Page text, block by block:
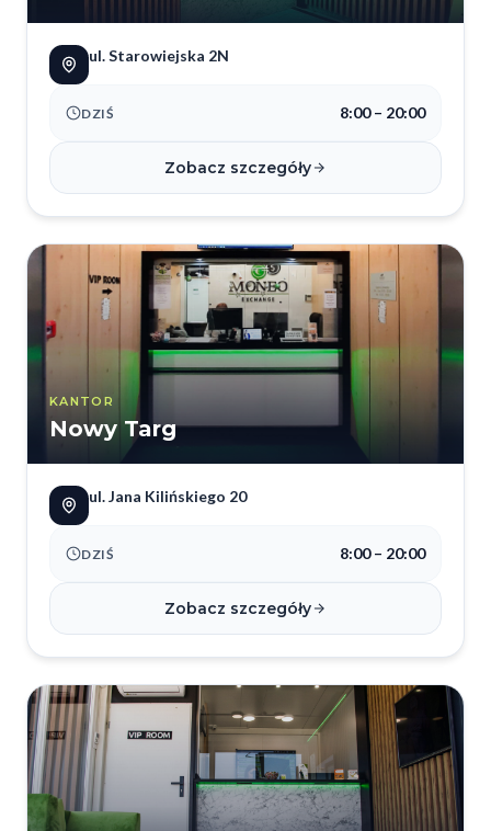
ul. Starowiejska 2N
DZIŚ 8:00 – 20:00
Zobacz szczegóły
KANTOR
Nowy Targ
ul. Jana Kilińskiego 20
DZIŚ 8:00 – 20:00
Zobacz szczegóły